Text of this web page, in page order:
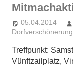
05.04.2014
Dorfverschönerung
Treffpunkt:
Vünftzailplatz,